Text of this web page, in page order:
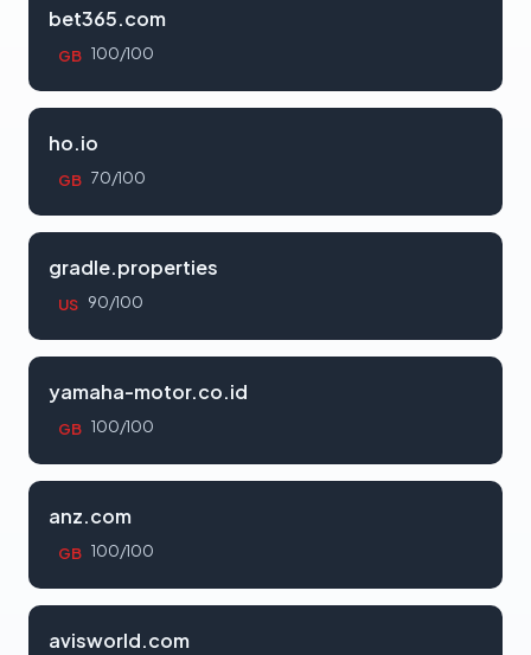
bet365.com
GB 100/100
ho.io
GB 70/100
gradle.properties
US 90/100
yamaha-motor.co.id
GB 100/100
anz.com
GB 100/100
avisworld.com